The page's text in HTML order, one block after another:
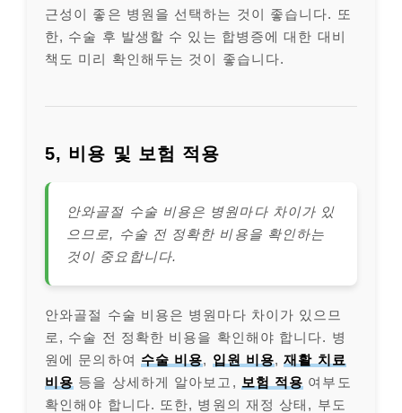
근성이 좋은 병원을 선택하는 것이 좋습니다. 또
한, 수술 후 발생할 수 있는 합병증에 대한 대비
책도 미리 확인해두는 것이 좋습니다.
5, 비용 및 보험 적용
안와골절 수술 비용은 병원마다 차이가 있
으므로, 수술 전 정확한 비용을 확인하는
것이 중요합니다.
안와골절 수술 비용은 병원마다 차이가 있으므
로, 수술 전 정확한 비용을 확인해야 합니다. 병
원에 문의하여 수술 비용, 입원 비용,재활 치료
비용 등을 상세하게 알아보고, 보험 적용 여부도
확인해야 합니다. 또한, 병원의 재정 상태, 부도